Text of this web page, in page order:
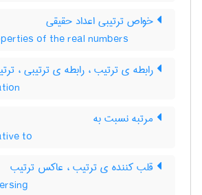
خواص ترتیبی اعداد حقیقی
of the real numbers
رابطه ی ترتیب ، رابطه ی ترتیبی ،
مرتبه نسبت به
to
قلب کننده ی ترتیب ، عاکس ترتیب